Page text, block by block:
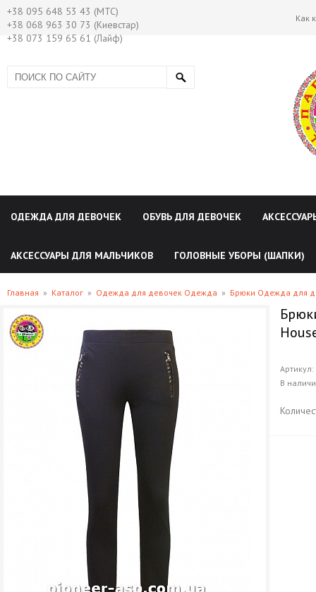
+38 095 648 53 43 (МТС)
+38 068 963 30 73 (Киевстар)
+38 073 159 65 61 (Лайф)
Как
ОДЕЖДА ДЛЯ ДЕВОЧЕК ОБУВЬ ДЛЯ ДЕВОЧЕК
АКСЕССУАРЫ ДЛЯ МАЛЬЧИКОВ ГОЛОВНЫЕ УБОРЫ (ШАПКИ)
Главная » Каталог » Одежда для девочек Одежда » Брюки Одежда для
Артикул:
В